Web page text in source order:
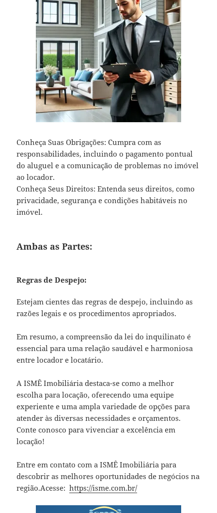
Conheça Suas Obrigações: Cumpra com as
responsabilidades, incluindo o pagamento pontual
do aluguel e a comunicação de problemas no imóvel
ao locador.
Conheça Seus Direitos: Entenda seus direitos, como
privacidade, segurança e condições habitáveis no
imóvel.
Ambas as Partes:
Regras de Despejo:
Estejam cientes das regras de despejo, incluindo as
razões legais e os procedimentos apropriados.
Em resumo, a compreensão da lei do inquilinato é
essencial para uma relação saudável e harmoniosa
entre locador e locatário.
A ISMÊ Imobiliária destaca-se como a melhor
escolha para locação, oferecendo uma equipe
experiente e uma ampla variedade de opções para
atender às diversas necessidades e orçamentos.
Conte conosco para vivenciar a excelência em
locação!
Entre em contato com a ISMÊ Imobiliária para
descobrir as melhores oportunidades de negócios na
região.Acesse:https://isme.com.br/